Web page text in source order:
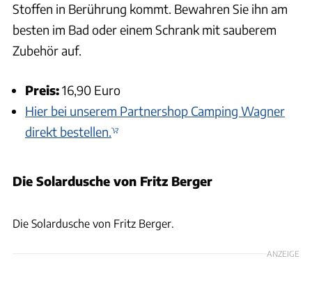
Stoffen in Berührung kommt. Bewahren Sie ihn am
besten im Bad oder einem Schrank mit sauberem
Zubehör auf.
Preis:16,90 Euro
Hier bei unserem Partnershop Camping Wagner
direkt bestellen.
Die Solardusche von Fritz Berger
Die Solardusche von Fritz Berger.
ANZEIGE